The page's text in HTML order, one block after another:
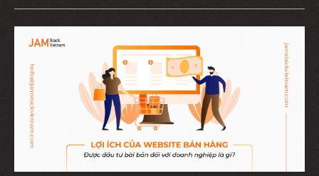
tiếp với doanh nghiệp. Tuy nhiên, làm thế nào để
website của doanh nghiệp thực sự nổi bật, khác biệt so
với đối thủ và đồng thời mang lại trải nghiệm tốt nhất